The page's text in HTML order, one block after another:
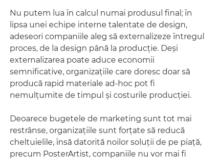
Nu putem lua în calcul numai produsul final; în
lipsa unei echipe interne talentate de design,
adeseori companiile aleg să externalizeze întregul
proces, de la design până la producţie. Deşi
externalizarea poate aduce economii
semnificative, organizaţiile care doresc doar să
producă rapid materiale ad-hoc pot fi
nemulţumite de timpul şi costurile producţiei.
Deoarece bugetele de marketing sunt tot mai
restrânse, organizaţiile sunt forţate să reducă
cheltuielile, însă datorită noilor soluţii de pe piaţă,
precum PosterArtist, companiile nu vor mai fi